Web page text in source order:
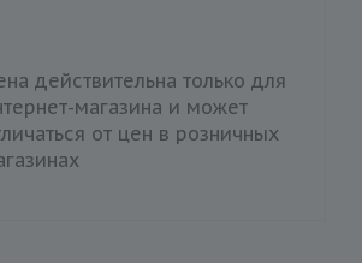
действительна только для
магазина и может
от цен в розничных